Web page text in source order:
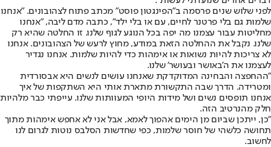
לפני שלוש שנים פרסמה ב"הפינגטון פוסט" מכתב פתוח לצהובונים. "אנחנו
שלמות גם בלי פרטנר לחיים, עם או בלי ילד", כתבה מדם ליבה, "אנחנו
מחליטות עבור עצמנו מה יפה בכל הנוגע לגוף שלנו. זו החלטה שהיא רק
שלנו. נקבל את ההחלטה הזאת במודע, מחוץ לרעש של הצהובונים. אנחנו
לא צריכות להיות נשואות או אימהות כדי להיות שלמות. אנחנו נגדיר
לעצמנו את ה'באושר ובעושר' שלנו.
"ההחפצה והבחינה המדוקדקת שאנחנו עושים לנשים היא אבסורדית
ומטרידה. הדרך שבה התקשורת מתארת אותי היא השתקפות של איך
אנחנו תופסים נשים ושל מידות היופי המעוותות שלנו. עייפתי כבר מלהיות
חלק מהנרטיב הזה.
"כן, ייתכן שביום מן הימים אהפוך לאמא, אבל אני לא אחפש אימהות מתוך
תחושה כלשהי של חוסר שלמות, כפי שחדשות הסלבס נוטות לגרום לנו
לחשוב.